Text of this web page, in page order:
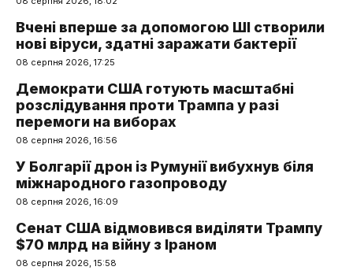
Вчені вперше за допомогою ШІ створили
нові віруси, здатні заражати бактерії
08 серпня 2026, 17:25
Демократи США готують масштабні
розслідування проти Трампа у разі
перемоги на виборах
08 серпня 2026, 16:56
У Болгарії дрон із Румунії вибухнув біля
міжнародного газопроводу
08 серпня 2026, 16:09
Сенат США відмовився виділяти Трампу
$70 млрд на війну з Іраном
08 серпня 2026, 15:58